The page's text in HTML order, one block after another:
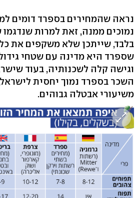
נראה שהמחירים בספרד דומים
נמוכים ממנה, זאת למרות
בלבד, שייתכן שלא משקפים את
שספרד היא מדינה עם שטחי
וגישה קלה לשכנותיה, בעוד
השכר בספרד נמוך יחסית
משיעורי אבטלה גבוהים.